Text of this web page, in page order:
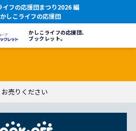
イフの応援団まつり2026 編
しこライフの応援団
かしこライフの応援団、
ブックレット。
お売りください